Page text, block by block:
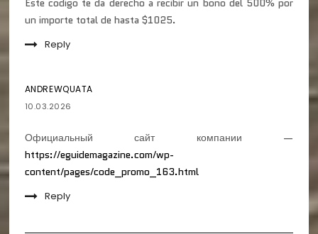
un importe total de hasta $1025.
Reply
ANDREWQUATA
10.03.2026
Официальный сайт компании —
https://eguidemagazine.com/wp-
content/pages/code_promo_163.html
Reply